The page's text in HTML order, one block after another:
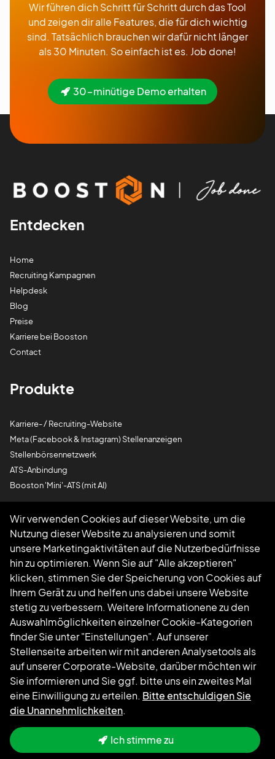
Wir führen dich Schritt für Schritt durch das Tool
und zeigen dir alle Features, die für dich wichtig
sind. Tatsächlich brauchen wir dafür nicht länger
als 30 Minuten. So einfach ist es. Job done!
30-minütige Demo erhalten
Entdecken
Home
Recruiting Kampagnen
Helpdesk
Blog
Preise
Karriere bei Booston
Contact
Produkte
Karriere- / Recruiting-Website
Meta (Facebook & Instagram) Stellenanzeigen
Stellenbörsennetzwerk
ATS-Anbindung
Booston 'Mini'-ATS (mit AI)
Hilfe?
085 0044 215
Schreiben Sie uns eine E-Mail
Folgen Sie uns
Wir verwenden Cookies auf dieser Website, um die
Nutzung dieser Website zu analysieren und somit
unsere Marketingaktivitäten auf die Nutzerbedürfnisse
hin zu optimieren. Wenn Sie auf "Alle akzeptieren"
klicken, stimmen Sie der Speicherung von Cookies auf
Ihrem Gerät zu und helfen uns dabei unsere Website
stetig zu verbessern. Weitere Informationene zu den
Auswahlmöglichkeiten einzelner Cookie-Kategorien
finder Sie unter "Einstellungen". Auf unserer
Stellenseite arbeiten wir mit anderen Analysetools als
auf unserer Corporate-Website, darüber möchten wir
Sie informieren und Sie ggf. bitte uns ein zweites Mal
eine Einwilligung zu erteilen. Bitte entschuldigen Sie
die Unannehmlichkeiten.
Ich stimme zu